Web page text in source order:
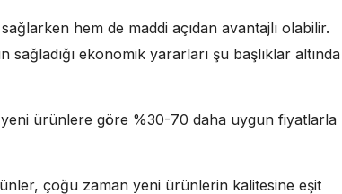
hem de maddi açıdan avantajlı olabilir.
ekonomik yararları şu başlıklar altında
ürünlere göre %30-70 daha uygun fiyatlarla
çoğu zaman yeni ürünlerin kalitesine eşit